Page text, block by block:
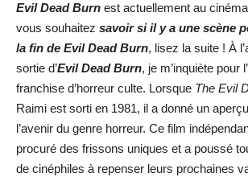
Evil Dead Burn est actuellement au
vous souhaitez savoir si il y a une scène
la fin de Evil Dead Burn, lisez la suite ! À
sortie d’Evil Dead Burn, je m’inquiète pour
franchise d’horreur culte. Lorsque The Evil
Raimi est sorti en 1981, il a donné un
l’avenir du genre horreur. Ce film
procuré des frissons uniques et a poussé
de cinéphiles à repenser leurs prochaines